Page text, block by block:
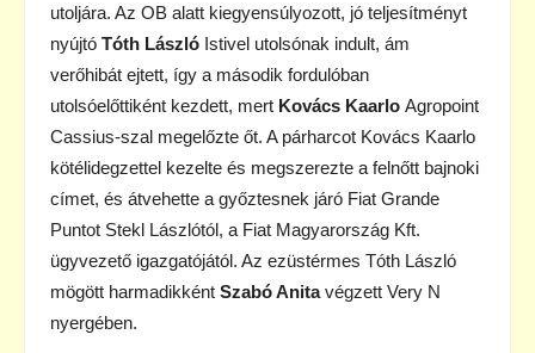
utoljára. Az OB alatt kiegyensúlyozott, jó teljesítményt
nyújtó Tóth László Istivel utolsónak indult, ám
verőhibát ejtett, így a második fordulóban
utolsóelőttiként kezdett, mert Kovács Kaarlo Agropoint
Cassius-szal megelőzte őt. A párharcot Kovács Kaarlo
kötélidegzettel kezelte és megszerezte a felnőtt bajnoki
címet, és átvehette a győztesnek járó Fiat Grande
Puntot Stekl Lászlótól, a Fiat Magyarország Kft.
ügyvezető igazgatójától. Az ezüstérmes Tóth László
mögött harmadikként Szabó Anitavégzett Very N
nyergében.